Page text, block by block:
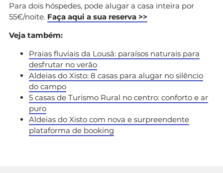
Para dois hóspedes, pode alugar a casa inteira por
55€/noite. Faça aqui a sua reserva >>
Veja também:
Praias fluviais da Lousã: paraísos naturais para
desfrutar no verão
Aldeias do Xisto: 8 casas para alugar no silêncio
do campo
5 casas de Turismo Rural no centro: conforto e ar
puro
Aldeias do Xisto com nova e surpreendente
plataforma de booking